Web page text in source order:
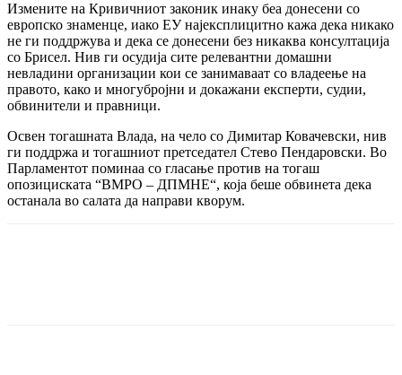
Измените на Кривичниот законик инаку беа донесени со
европско знаменце, иако ЕУ најексплицитно кажа дека никако
не ги поддржува и дека се донесени без никаква консултација
со Брисел. Нив ги осудија сите релевантни домашни
невладини организации кои се занимаваат со владеење на
правото, како и многубројни и докажани експерти, судии,
обвинители и правници.
Освен тогашната Влада, на чело со Димитар Ковачевски, нив
ги поддржа и тогашниот претседател Стево Пендаровски. Во
Парламентот поминаа со гласање против на тогаш
опозициската “ВМРО – ДПМНЕ“, која беше обвинета дека
останала во салата да направи кворум.